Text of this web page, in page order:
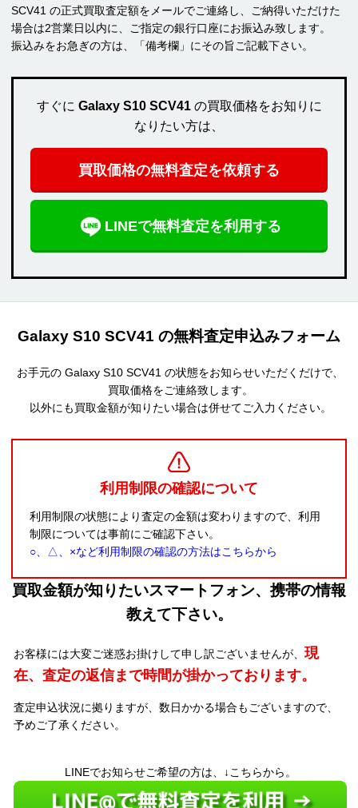
SCV41 の正式買取査定額をメールでご連絡し、ご納得いただけた
場合は2営業日以内に、ご指定の銀行口座にお振込み致します。
振込みをお急ぎの方は、「備考欄」にその旨ご記載下さい。
すぐに Galaxy S10 SCV41 の買取価格をお知りに
なりたい方は、
買取価格の無料査定を依頼する
LINEで無料査定を利用する
Galaxy S10 SCV41 の無料査定申込みフォーム
お手元の Galaxy S10 SCV41 の状態をお知らせいただくだけで、
買取価格をご連絡致します。
以外にも買取金額が知りたい場合は併せてご入力ください。
利用制限の確認について
利用制限の状態により査定の金額は変わりますので、利用
制限については事前にご確認下さい。
○、△、×など利用制限の確認の方法はこちらから
買取金額が知りたいスマートフォン、携帯の情報
教えて下さい。
お客様には大変ご迷惑お掛けして申し訳ございませんが、 現
在、査定の返信まで時間が掛かっております。
査定申込状況に拠りますが、数日かかる場合もございますので、
予めご了承ください。
LINEでお知らせご希望の方は、↓こちらから。